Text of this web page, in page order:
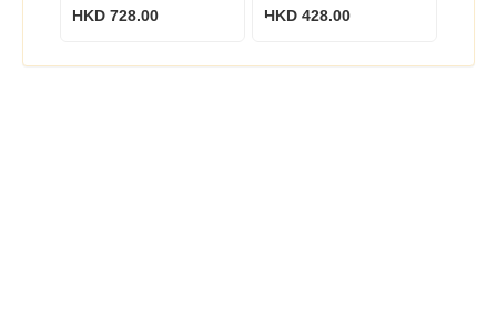
HKD 728.00
HKD 428.00